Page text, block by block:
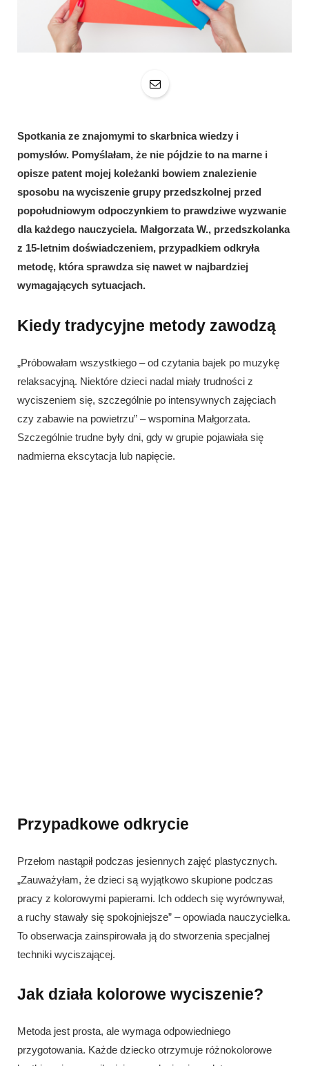
Spotkania ze znajomymi to skarbnica wiedzy i
pomysłów. Pomyślałam, że nie pójdzie to na marne i
opisze patent mojej koleżanki bowiem znalezienie
sposobu na wyciszenie grupy przedszkolnej przed
popołudniowym odpoczynkiem to prawdziwe wyzwanie
dla każdego nauczyciela. Małgorzata W., przedszkolanka
z 15-letnim doświadczeniem, przypadkiem odkryła
metodę, która sprawdza się nawet w najbardziej
wymagających sytuacjach.
Kiedy tradycyjne metody zawodzą
„Próbowałam wszystkiego – od czytania bajek po muzykę
relaksacyjną. Niektóre dzieci nadal miały trudności z
wyciszeniem się, szczególnie po intensywnych zajęciach
czy zabawie na powietrzu” – wspomina Małgorzata.
Szczególnie trudne były dni, gdy w grupie pojawiała się
nadmierna ekscytacja lub napięcie.
Przypadkowe odkrycie
Przełom nastąpił podczas jesiennych zajęć plastycznych.
„Zauważyłam, że dzieci są wyjątkowo skupione podczas
pracy z kolorowymi papierami. Ich oddech się wyrównywał,
a ruchy stawały się spokojniejsze” – opowiada nauczycielka.
To obserwacja zainspirowała ją do stworzenia specjalnej
techniki wyciszającej.
Jak działa kolorowe wyciszenie?
Metoda jest prosta, ale wymaga odpowiedniego
przygotowania. Każde dziecko otrzymuje różnokolorowe